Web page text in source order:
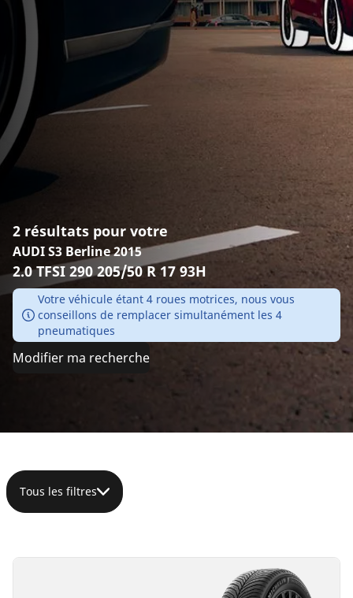
2 résultats pour votre
AUDI S3 Berline 2015
2.0 TFSI 290 205/50 R 17 93H
Votre véhicule étant 4 roues motrices, nous vous
conseillons de remplacer simultanément les 4
pneumatiques
Modifier ma recherche
Tous les filtres